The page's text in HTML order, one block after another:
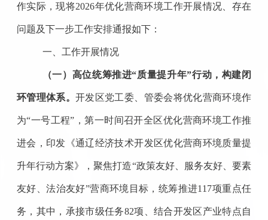
作实际 ，现将2026年优化营商环境工作开展情况、存在
问题及下一步工作安排通报如下：
一、工作开展情况
（一）高位统筹推进“质量提升年”行动，构建闭
环管理体系。开发区党工委、管委会将优化营商环境作
为“一号工程”，第一时间召开全区优化营商环境工作推
进会，印发《通辽经济技术开发区优化营商环境质量提
升年行动方案》，聚焦打造“政策友好、服务友好、要素
友好、法治友好”营商环境目标，统筹推进117项重点任
务，其中 ， 承接市级任务82项、结合开发区产业特点自